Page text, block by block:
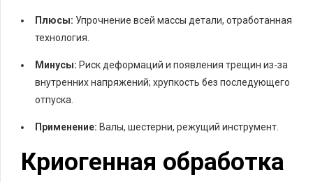
Плюсы: Упрочнение всей массы детали, отработанная
технология.
Минусы: Риск деформаций и появления трещин из-за
внутренних напряжений; хрупкость без последующего
отпуска.
Применение: Валы, шестерни, режущий инструмент.
Криогенная обработка